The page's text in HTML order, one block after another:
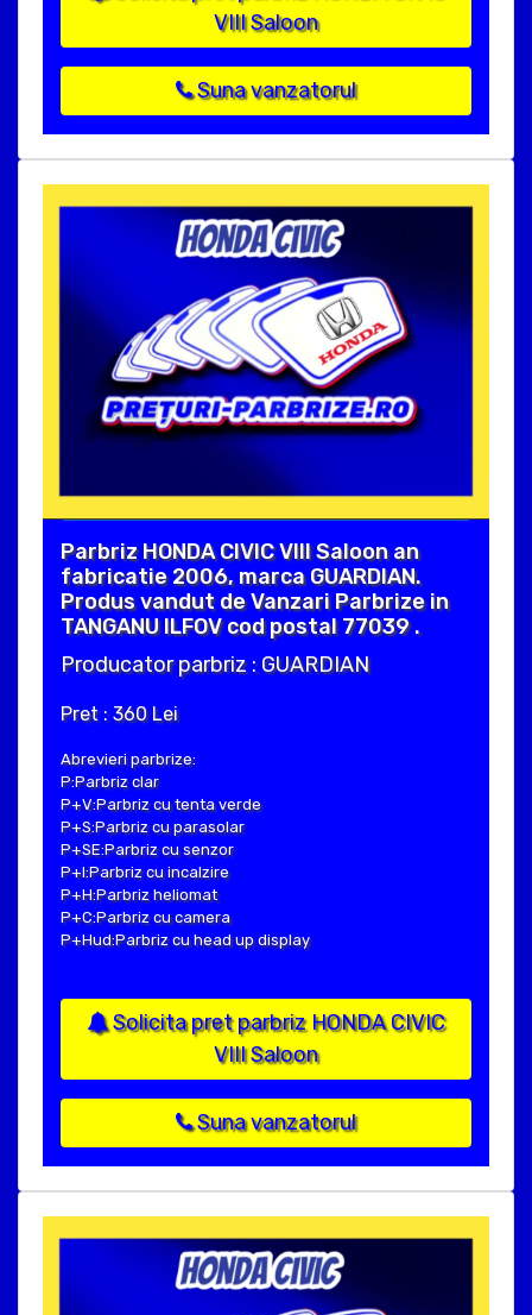
VIII Saloon
Suna vanzatorul
Parbriz HONDA CIVIC VIII Saloon an
fabricatie 2006, marca GUARDIAN.
Produs vandut de Vanzari Parbrize in
TANGANU ILFOV cod postal 77039 .
Producator parbriz : GUARDIAN
Pret : 360 Lei
Abrevieri parbrize:
P:Parbriz clar
P+V:Parbriz cu tenta verde
P+S:Parbriz cu parasolar
P+SE:Parbriz cu senzor
P+I:Parbriz cu incalzire
P+H:Parbriz heliomat
P+C:Parbriz cu camera
P+Hud:Parbriz cu head up display
Solicita pret parbriz HONDA CIVIC
VIII Saloon
Suna vanzatorul